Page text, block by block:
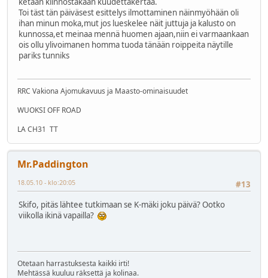
Toi täst tän päiväsest esittelys ilmottaminen näinmyöhään oli
ihan minun moka,mut jos lueskelee näit juttuja ja kalusto on
kunnossa,et meinaa mennä huomen ajaan,niin ei varmaankaan
ois ollu ylivoimanen homma tuoda tänään roippeita näytille
pariks tunniks
RRC Vakiona Ajomukavuus ja Maasto-ominaisuudet
WUOKSI OFF ROAD
LA CH31 TT
Mr.Paddington
#13
18.05.10 - klo:20:05
Skifo, pitäs lähtee tutkimaan se K-mäki joku päivä? Ootko
viikolla ikinä vapailla?
Otetaan harrastuksesta kaikki irti!
Mehtässä kuuluu räksettä ja kolinaa.